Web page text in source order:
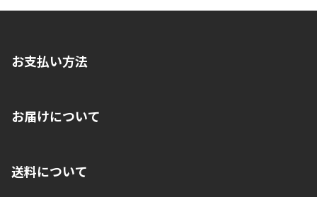
お支払い方法
いいただくことはできません。ご了承ください。
■代金引換(代引)※手数料がかかります
お届けについて
ご注文が確認出来次第、1～4営業日に発送いたします。「お取り
送料について